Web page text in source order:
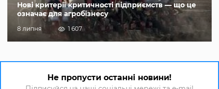
Нові критерії критичності підприємств — що це
означає для агробізнесу
8 липня 1 607
Не пропусти останні новини!